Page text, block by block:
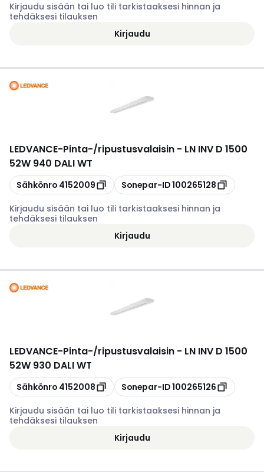
Kirjaudu sisään tai luo tili tarkistaaksesi hinnan ja
tehdäksesi tilauksen
Kirjaudu
LEDVANCE-Pinta-/ripustusvalaisin - LN INV D 1500
52W 940 DALI WT
Kopioi
Sähkönro 4152009 Kopioi
Sonepar-ID100265128
Kirjaudu sisään tai luo tili tarkistaaksesi hinnan ja
tehdäksesi tilauksen
Kirjaudu
LEDVANCE-Pinta-/ripustusvalaisin - LN INV D 1500
52W 930 DALI WT
Kopioi
Sähkönro 4152008 Kopioi
Sonepar-ID100265126
Kirjaudu sisään tai luo tili tarkistaaksesi hinnan ja
tehdäksesi tilauksen
Kirjaudu